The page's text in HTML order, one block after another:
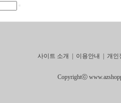
사이트 소개 이용안내 개인
Copyrightⓒ